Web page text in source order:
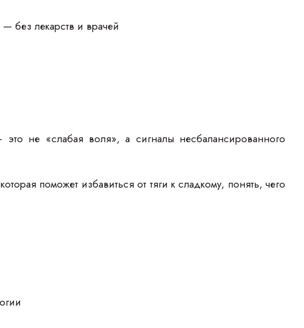
— без лекарств и врачей
не «слабая воля», а сигналы несбалансированного
поможет избавиться от тяги к сладкому, понять, чего